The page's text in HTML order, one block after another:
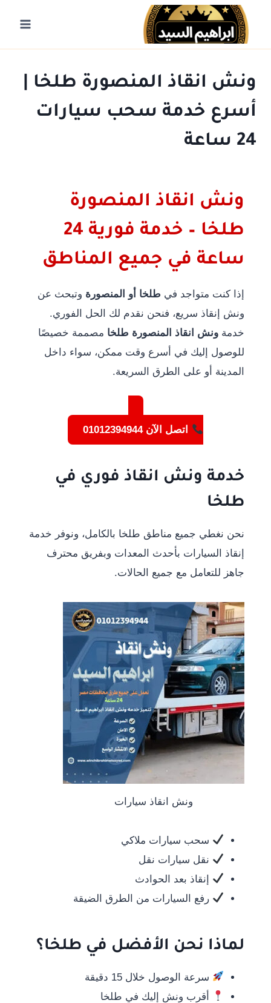
التجاوز
المحتوى
ونش انقاذ المنصورة طلخا |
أسرع خدمة سحب سيارات
24 ساعة
ونش انقاذ المنصورة
طلخا – خدمة فورية 24
ساعة في جميع المناطق
إذا كنت متواجد في طلخا أو المنصورة وتبحث عن
ونش إنقاذ سريع، فنحن نقدم لك الحل الفوري.
خدمة ونش انقاذ المنصورة طلخا مصممة خصيصًا
للوصول إليك في أسرع وقت ممكن، سواء داخل
المدينة أو على الطرق السريعة.
اتصل الآن 01012394944
خدمة ونش انقاذ فوري في
طلخا
نحن نغطي جميع مناطق طلخا بالكامل، ونوفر خدمة
إنقاذ السيارات بأحدث المعدات وبفريق محترف
جاهز للتعامل مع جميع الحالات.
ونش انقاذ سيارات
سحب سيارات ملاكي
نقل سيارات نقل
إنقاذ بعد الحوادث
رفع السيارات من الطرق الضيقة
لماذا نحن الأفضل في طلخا؟
سرعة الوصول خلال 15 دقيقة
أقرب ونش إليك في طلخا